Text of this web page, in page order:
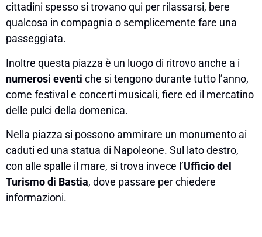
cittadini spesso si trovano qui per rilassarsi, bere
qualcosa in compagnia o semplicemente fare una
passeggiata.
Inoltre questa piazza è un luogo di ritrovo anche a i
numerosi eventi che si tengono durante tutto l’anno,
come festival e concerti musicali, fiere ed il mercatino
delle pulci della domenica.
Nella piazza si possono ammirare un monumento ai
caduti ed una statua di Napoleone. Sul lato destro,
con alle spalle il mare, si trova invece l’Ufficio del
Turismo di Bastia, dove passare per chiedere
informazioni.